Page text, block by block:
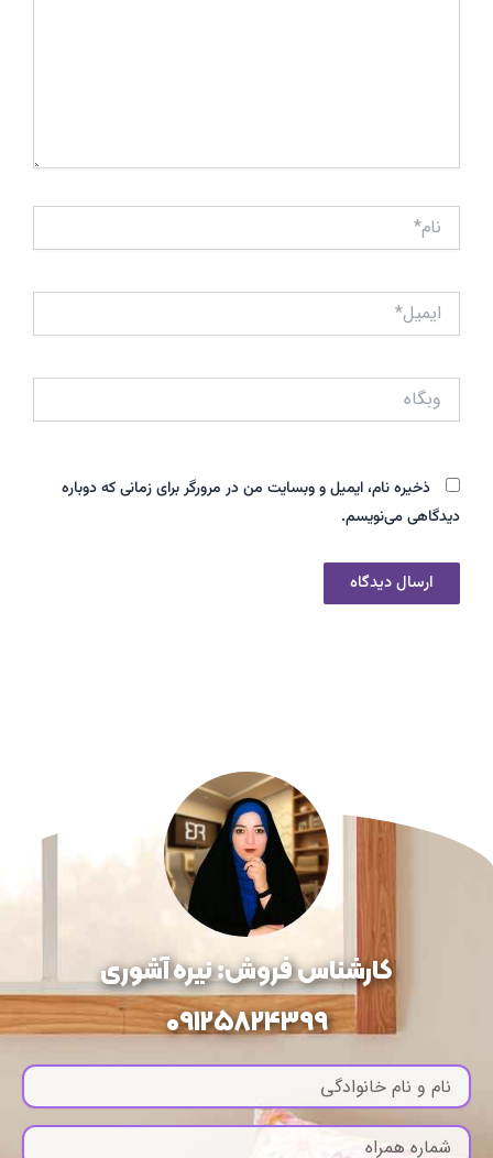
نام*
ایمیل*
ذخیره نام، ایمیل و وبسایت من در مرورگر برای زمانی که دوباره
دیدگاهی می‌نویسم.
کارشناس فروش: نیره آشوری
09125824399